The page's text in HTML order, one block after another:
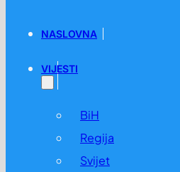
NASLOVNA
VIJESTI
BiH
Regija
Svijet